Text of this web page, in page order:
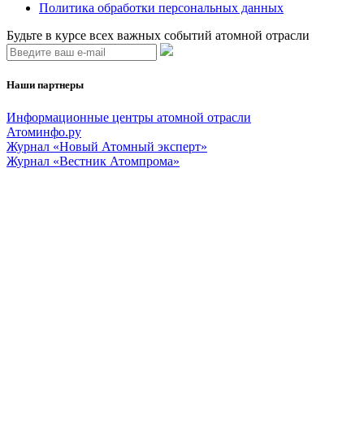
Политика обработки персональных данных
Будьте в курсе всех важных событий атомной отрасли
Наши партнеры
Информационные центры атомной отрасли
Атоминфо.ру
Журнал «Новый Атомный эксперт»
Журнал «Вестник Атомпрома»